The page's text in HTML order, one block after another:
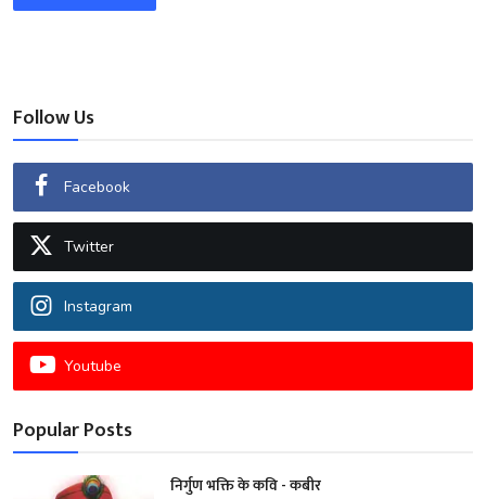
Follow Us
Facebook
Twitter
Instagram
Youtube
Popular Posts
निर्गुण भक्ति के कवि - कबीर